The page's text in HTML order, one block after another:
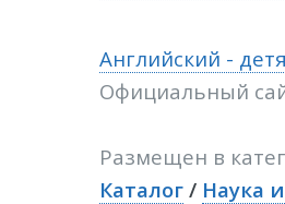
Английский -
Официальный
Размещен в
Каталог/ Наука